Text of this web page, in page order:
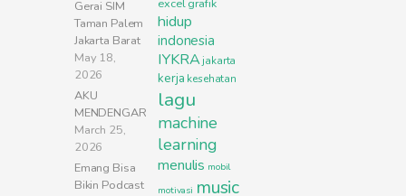
Gerai SIM
Taman Palem
Jakarta Barat
May 18,
2026
AKU
MENDENGAR
March 25,
2026
Emang Bisa
Bikin Podcast
excel grafik
hidup
indonesia
IYKRA jakarta
kerja kesehatan
lagu
machine
learning
menulis mobil
motivasi music